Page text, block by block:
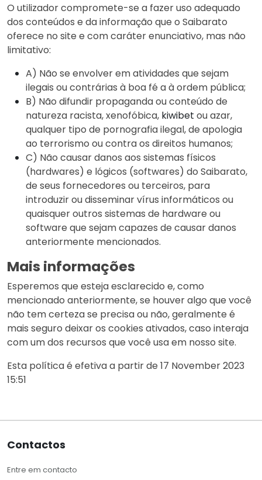
O utilizador compromete-se a fazer uso adequado
dos conteúdos e da informação que o Saibarato
oferece no site e com caráter enunciativo, mas não
limitativo:
A) Não se envolver em atividades que sejam
ilegais ou contrárias à boa fé a à ordem pública;
B) Não difundir propaganda ou conteúdo de
natureza racista, xenofóbica, kiwibet ou azar,
qualquer tipo de pornografia ilegal, de apologia
ao terrorismo ou contra os direitos humanos;
C) Não causar danos aos sistemas físicos
(hardwares) e lógicos (softwares) do Saibarato,
de seus fornecedores ou terceiros, para
introduzir ou disseminar vírus informáticos ou
quaisquer outros sistemas de hardware ou
software que sejam capazes de causar danos
anteriormente mencionados.
Mais informações
Esperemos que esteja esclarecido e, como
mencionado anteriormente, se houver algo que você
não tem certeza se precisa ou não, geralmente é
mais seguro deixar os cookies ativados, caso interaja
com um dos recursos que você usa em nosso site.
Esta política é efetiva a partir de 17 November 2023
15:51
Contactos
Entre em contacto